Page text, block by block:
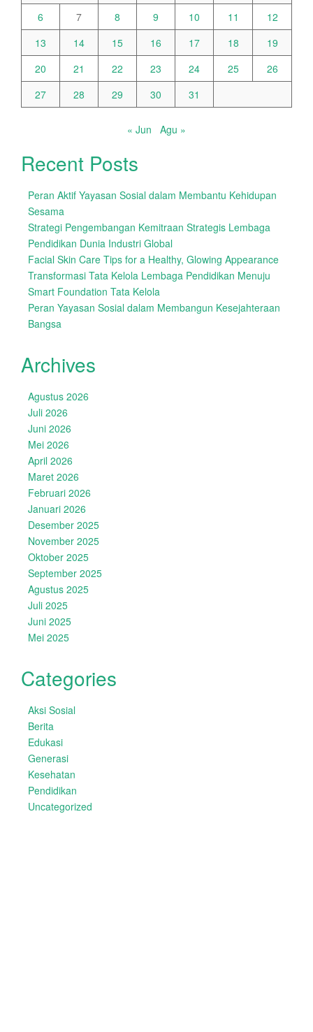
6
7 8 9 10 11
12
13
14 15 16 17 18
19
20
21 22 23 24 25
26
27
28 29 30 31
« Jun Agu »
Recent Posts
Peran Aktif Yayasan Sosial dalam Membantu Kehidupan
Sesama
Strategi Pengembangan Kemitraan Strategis Lembaga
Pendidikan Dunia Industri Global
Facial Skin Care Tips for a Healthy, Glowing Appearance
Transformasi Tata Kelola Lembaga Pendidikan Menuju
Smart Foundation Tata Kelola
Peran Yayasan Sosial dalam Membangun Kesejahteraan
Bangsa
Archives
Agustus 2026
Juli 2026
Juni 2026
Mei 2026
April 2026
Maret 2026
Februari 2026
Januari 2026
Desember 2025
November 2025
Oktober 2025
September 2025
Agustus 2025
Juli 2025
Juni 2025
Mei 2025
Categories
Aksi Sosial
Berita
Edukasi
Generasi
Kesehatan
Pendidikan
Uncategorized